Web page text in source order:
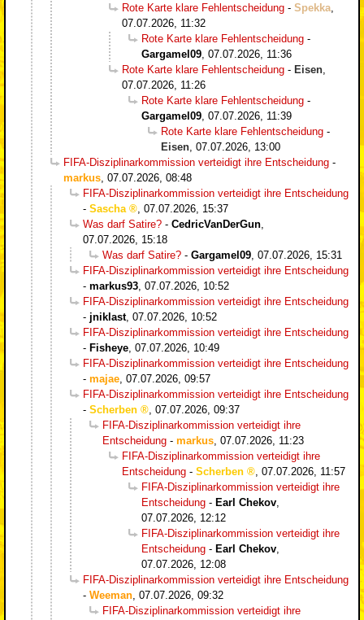
Rote Karte klare Fehlentscheidung - Spekka,
07.07.2026, 11:32
Rote Karte klare Fehlentscheidung -
Gargamel09, 07.07.2026, 11:36
Rote Karte klare Fehlentscheidung - Eisen,
07.07.2026, 11:26
Rote Karte klare Fehlentscheidung -
Gargamel09, 07.07.2026, 11:39
Rote Karte klare Fehlentscheidung -
Eisen, 07.07.2026, 13:00
FIFA-Disziplinarkommission verteidigt ihre Entscheidung -
markus, 07.07.2026, 08:48
FIFA-Disziplinarkommission verteidigt ihre Entscheidung
- Sascha , 07.07.2026, 15:37
Was darf Satire? - CedricVanDerGun,
07.07.2026, 15:18
Was darf Satire? - Gargamel09, 07.07.2026, 15:31
FIFA-Disziplinarkommission verteidigt ihre Entscheidung
- markus93, 07.07.2026, 10:52
FIFA-Disziplinarkommission verteidigt ihre Entscheidung
- jniklast, 07.07.2026, 10:52
FIFA-Disziplinarkommission verteidigt ihre Entscheidung
- Fisheye, 07.07.2026, 10:49
FIFA-Disziplinarkommission verteidigt ihre Entscheidung
- majae, 07.07.2026, 09:57
FIFA-Disziplinarkommission verteidigt ihre Entscheidung
- Scherben , 07.07.2026, 09:37
FIFA-Disziplinarkommission verteidigt ihre
Entscheidung - markus, 07.07.2026, 11:23
FIFA-Disziplinarkommission verteidigt ihre
Entscheidung - Scherben , 07.07.2026, 11:57
FIFA-Disziplinarkommission verteidigt ihre
Entscheidung - Earl Chekov,
07.07.2026, 12:12
FIFA-Disziplinarkommission verteidigt ihre
Entscheidung - Earl Chekov,
07.07.2026, 12:08
FIFA-Disziplinarkommission verteidigt ihre Entscheidung
- Weeman, 07.07.2026, 09:32
FIFA-Disziplinarkommission verteidigt ihre